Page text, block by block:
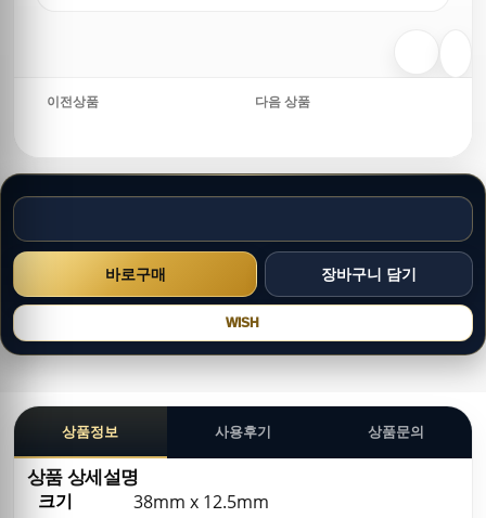
이전상품 다음 상품
WISH
상품정보 사용후기 상품문의
상품 상세설명
크기 38mm x 12.5mm